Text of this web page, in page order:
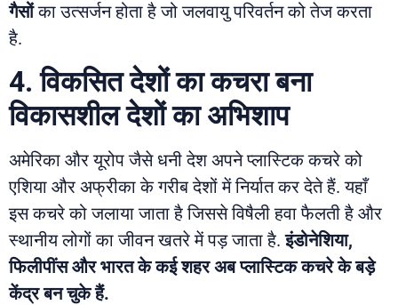
गैसोंका उत्सर्जन होता है जो जलवायु परिवर्तन को तेज करता
है.
4. विकसित देशों का कचरा बना
विकासशील देशों का अभिशाप
अमेरिका और यूरोप जैसे धनी देश अपने प्लास्टिक कचरे को
एशिया और अफ्रीका के गरीब देशों में निर्यात कर देते हैं. यहाँ
इस कचरे को जलाया जाता है जिससे विषैली हवा फैलती है और
स्थानीय लोगों का जीवन खतरे में पड़ जाता है.इंडोनेशिया,
फिलीपींस और भारत के कई शहर अब प्लास्टिक कचरे के बड़े
केंद्र बन चुके हैं.